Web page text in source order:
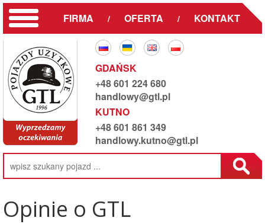
FIRMA / OFERTA / KONTAKT
GDAŃSK
+48 601 224 680
handlowy@gtl.pl
KUTNO
+48 601 861 349
handlowy.kutno@gtl.pl
Opinie o GTL